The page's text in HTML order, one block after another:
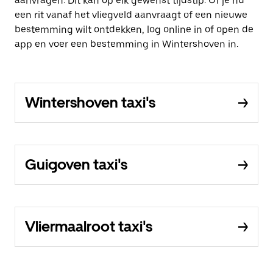
een rit vanaf het vliegveld aanvraagt of een nieuwe
bestemming wilt ontdekken, log online in of open de
app en voer een bestemming in Wintershoven in.
Wintershoven taxi's
Guigoven taxi's
Vliermaalroot taxi's